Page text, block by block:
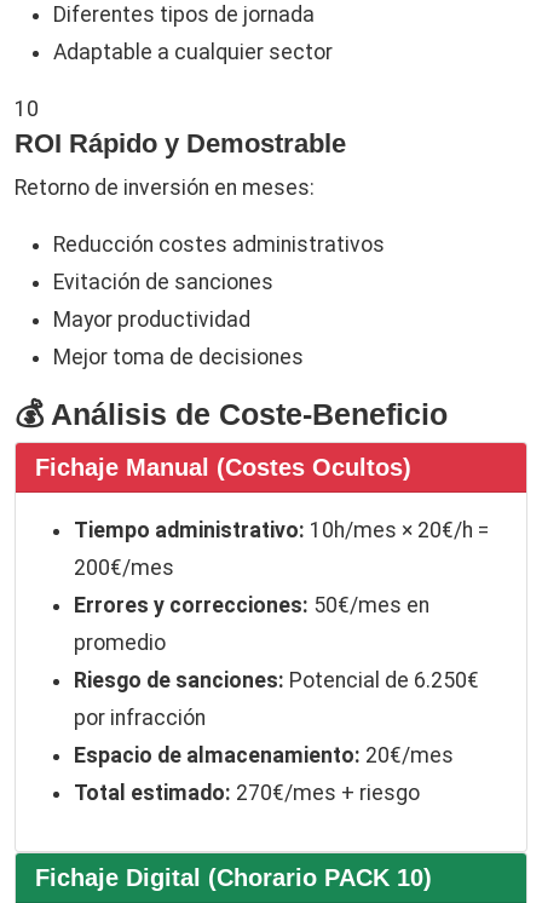
Diferentes tipos de jornada
Adaptable a cualquier sector
10
ROI Rápido y Demostrable
Retorno de inversión en meses:
Reducción costes administrativos
Evitación de sanciones
Mayor productividad
Mejor toma de decisiones
💰 Análisis de Coste-Beneficio
Fichaje Manual (Costes Ocultos)
Tiempo administrativo: 10h/mes × 20€/h =
200€/mes
Errores y correcciones: 50€/mes en
promedio
Riesgo de sanciones: Potencial de 6.250€
por infracción
Espacio de almacenamiento: 20€/mes
Total estimado: 270€/mes + riesgo
Fichaje Digital (Chorario PACK 10)